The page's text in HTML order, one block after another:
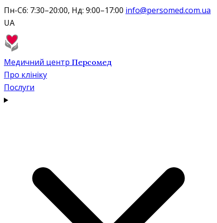
Пн-Сб: 7:30–20:00, Нд: 9:00–17:00 info@persomed.com.ua
UA
Медичний центр Персомед
Про клініку
Послуги